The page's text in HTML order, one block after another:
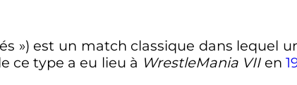
») est un match classique dans lequel
ce type a eu lieu à WrestleMania VIIen